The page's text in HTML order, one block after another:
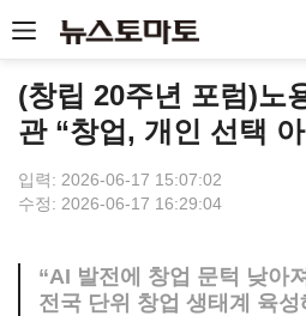
(창립 20주년 포럼)노
관 “창업, 개인 선택
입력: 2026-06-17 15:07:02
수정: 2026-06-17 16:29:04
“AI 발전에 창업 문턱 낮아
전국 단위 창업 생태계 육성